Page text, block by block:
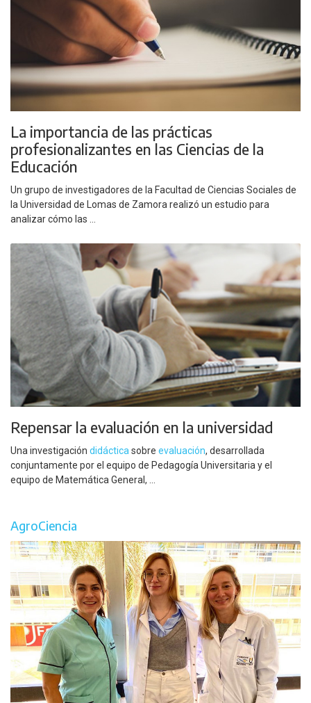
La importancia de las prácticas
profesionalizantes en las Ciencias de la
Educación
Un grupo de investigadores de la Facultad de Ciencias Sociales de
la Universidad de Lomas de Zamora realizó un estudio para
analizar cómo las ...
Repensar la evaluación en la universidad
Una investigación didáctica sobre evaluación, desarrollada
conjuntamente por el equipo de Pedagogía Universitaria y el
equipo de Matemática General, ...
AgroCiencia